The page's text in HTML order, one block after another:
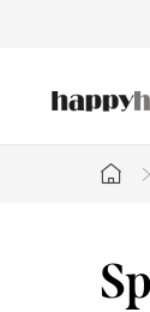
tartalomhoz